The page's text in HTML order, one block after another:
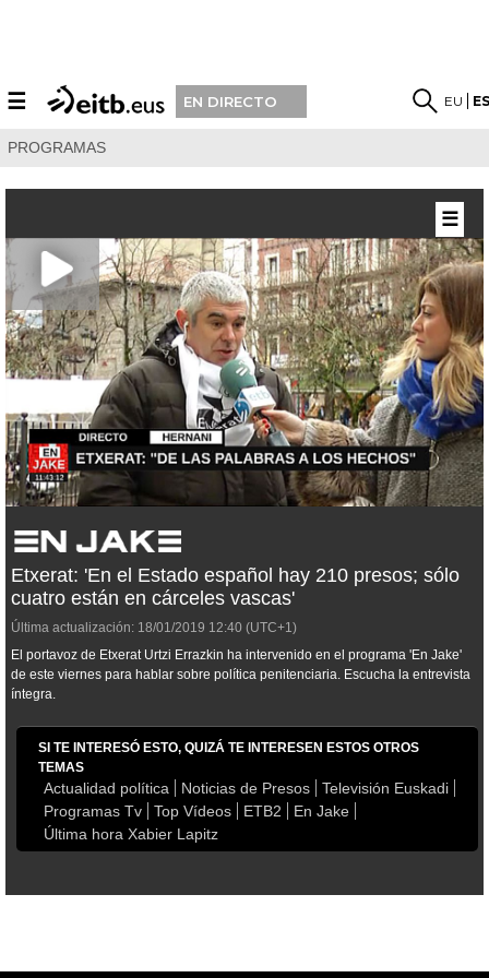
☰ EN DIRECTO EU
PROGRAMAS
Etxerat: 'En el Estado español hay 210 presos; sólo
cuatro están en cárceles vascas'
Última actualización: 18/01/2019 12:40 (UTC+1)
El portavoz de Etxerat Urtzi Errazkin ha intervenido en el programa 'En Jake'
de este viernes para hablar sobre política penitenciaria. Escucha la entrevista
íntegra.
SI TE INTERESÓ ESTO, QUIZÁ TE INTERESEN ESTOS OTROS
TEMAS
Actualidad política Noticias de Presos
Televisión Euskadi
Programas Tv
Top Vídeos ETB2
En Jake
Última hora Xabier Lapitz
☰